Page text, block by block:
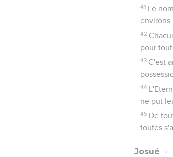
41 Le
environs.
42
pour
43 C'est
44
ne put
45 De
toutes
Josué